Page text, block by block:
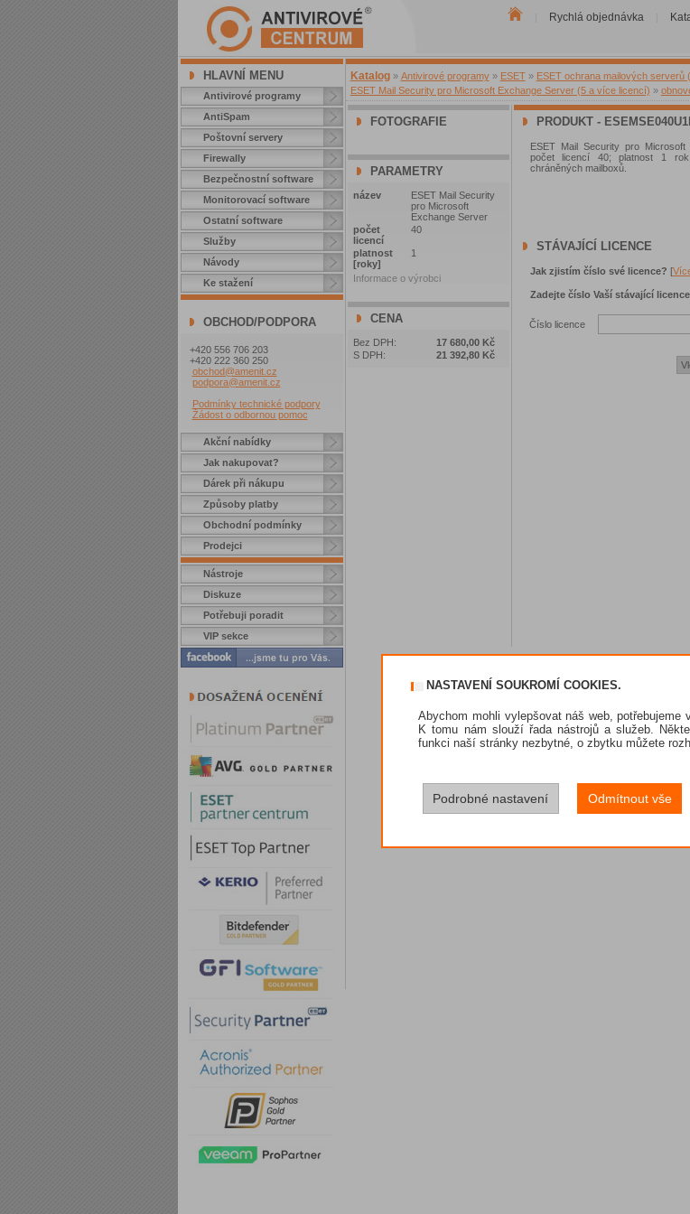
Rychlá objednávka
HLAVNÍ MENU
Antivirové programy
AntiSpam
Poštovní servery
Firewally
Bezpečnostní software
Monitorovací software
Ostatní software
Služby
Návody
Ke stažení
OBCHOD/PODPORA
+420 556 706 203
+420 222 360 250
obchod@amenit.cz
podpora@amenit.cz
Podmínky technické podpory
Žádost o odbornou pomoc
Akční nabídky
Jak nakupovat?
Dárek při nákupu
Způsoby platby
Obchodní podmínky
Prodejci
Nástroje
Diskuze
Potřebuji poradit
VIP sekce
Katalog » Antivirové programy » ESET » ESET ochrana mailových serverů
ESET Mail Security pro Microsoft Exchange Server (5 a více licencí) »
FOTOGRAFIE
PARAMETRY
název
ESET Mail Security
pro Microsoft
Exchange Server
počet
licencí
40
platnost
[roky]
1
Informace o výrobci
CENA
Bez DPH:
17 680,00 Kč
S DPH:
21 392,80 Kč
PRODUKT -
ESET Mail Security pro
počet licencí 40; platnost 1
chráněných mailboxů.
STÁVAJÍCÍ LICENCE
Jak zjistím číslo své licence? [
Zadejte číslo Vaší stávající licence
Číslo licence
NASTAVENÍ SOUKROMÍ COOKIES.
Abychom mohli vylepšovat náš web, potřebujeme
K tomu nám slouží řada nástrojů a služeb.
funkci naší stránky nezbytné, o zbytku můžete
Podrobné nastavení Odmítnout vše